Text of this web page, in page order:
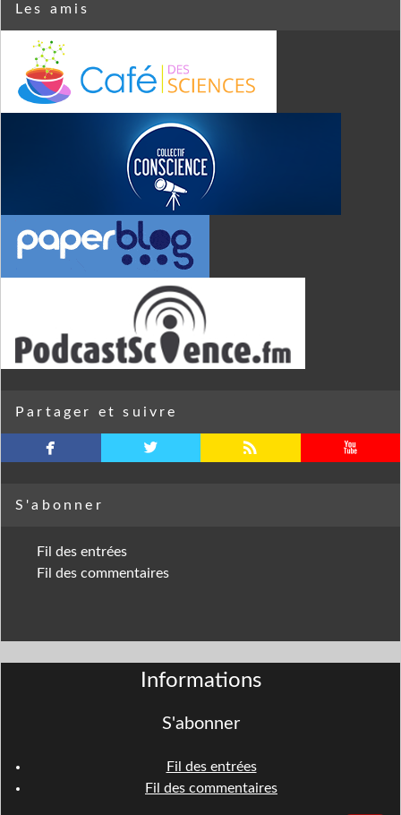
Les amis
Partager et suivre
facebook twitterbird rss youtube
S'abonner
Fil des entrées
Fil des commentaires
Informations
S'abonner
Fil des entrées
Fil des commentaires